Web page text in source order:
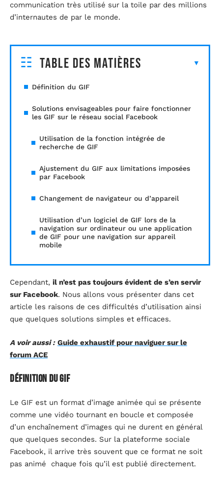
communication très utilisé sur la toile par des millions
d’internautes de par le monde.
Table des matières
Définition du GIF
Solutions envisageables pour faire fonctionner
les GIF sur le réseau social Facebook
Utilisation de la fonction intégrée de
recherche de GIF
Ajustement du GIF aux limitations imposées
par Facebook
Changement de navigateur ou d’appareil
Utilisation d’un logiciel de GIF lors de la
navigation sur ordinateur ou une application
de GIF pour une navigation sur appareil
mobile
Cependant, il n’est pas toujours évident de s’en servir
sur Facebook. Nous allons vous présenter dans cet
article les raisons de ces difficultés d’utilisation ainsi
que quelques solutions simples et efficaces.
A voir aussi : Guide exhaustif pour naviguer sur le
forum ACE
Définition du GIF
Le GIF est un format d’image animée qui se présente
comme une vidéo tournant en boucle et composée
d’un enchaînement d’images qui ne durent en général
que quelques secondes. Sur la plateforme sociale
Facebook, il arrive très souvent que ce format ne soit
pas animé chaque fois qu’il est publié directement.